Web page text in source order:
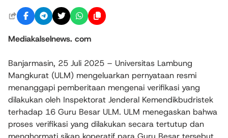
Mediakalselnews. com
Banjarmasin, 25 Juli 2025 – Universitas Lambung
Mangkurat (ULM) mengeluarkan pernyataan resmi
menanggapi pemberitaan mengenai verifikasi yang
dilakukan oleh Inspektorat Jenderal Kemendikbudristek
terhadap 16 Guru Besar ULM. ULM menegaskan bahwa
proses verifikasi yang dilakukan secara tertutup dan